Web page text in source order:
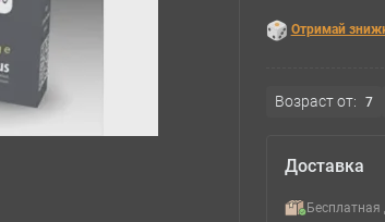
Отримай
Возраст от: 7
Доставка
Бесплатная